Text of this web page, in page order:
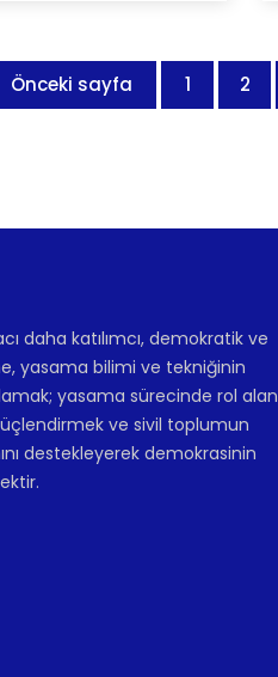
Önceki sayfa 1 2
daha katılımcı, demokratik ve
yasama bilimi ve tekniğinin
yasama sürecinde rol alan
ve sivil toplumun
destekleyerek demokrasinin